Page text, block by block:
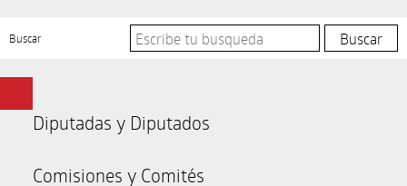
Buscar
Diputadas y Diputados
Comisiones y Comités